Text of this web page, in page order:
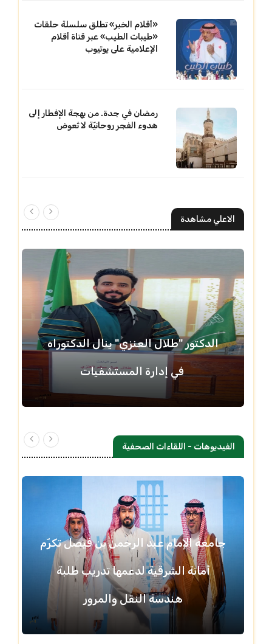
«أقلام الخبر» تطلق سلسلة حلقات
«طيبات الطيب» عبر قناة أقلام
الإعلامية على يوتيوب
رمضان في جدة. من بهجة الإفطار إلى
هدوء الفجر روحانيّة لا تُعوض
الاعلي مشاهدة
الدكتور "طلال العنزي" ينال الدكتوراه
في إدارة المستشفيات
الفيديوهات - اللقاءات الصحفية
جامعة الإمام عبد الرحمن بن فيصل تكرّم
أمانة الشرقية لدعمها تدريب طلبة
هندسة النقل والمرور